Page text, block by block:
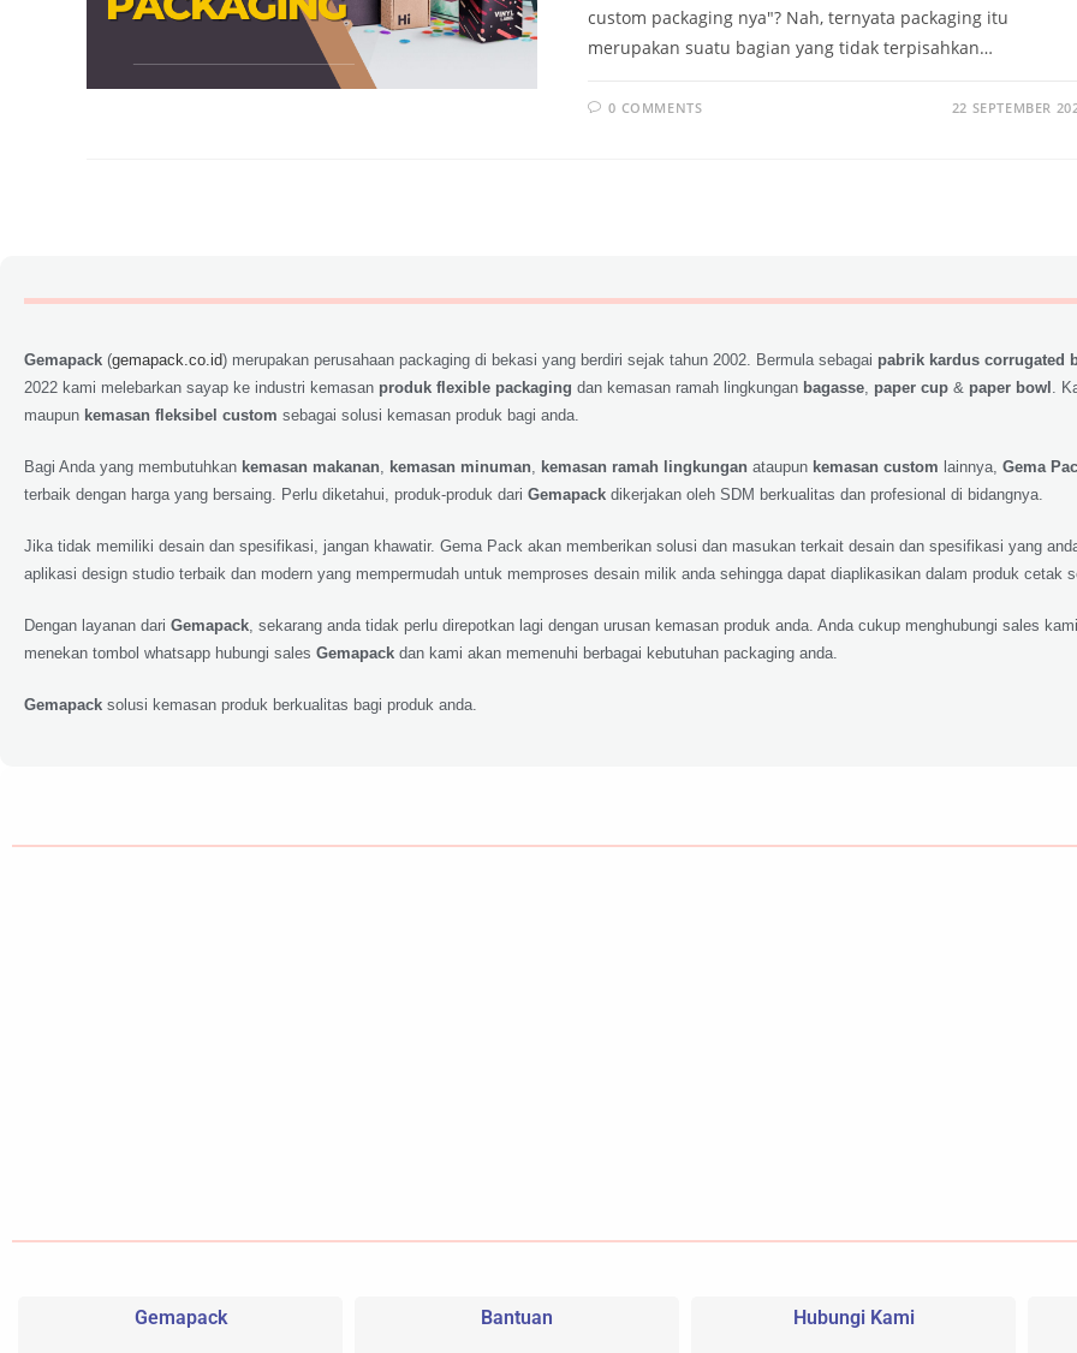
custom packaging nya"? Nah, ternyata packaging itu
merupakan suatu bagian yang tidak terpisahkan…
0 COMMENTS 22 SEPTEMBER
Gemapack (gemapack.co.id) merupakan perusahaan packaging di bekasi yang berdiri sejak tahun 2002. Bermula sebagai pabrik kardus corrugated
2022 kami melebarkan sayap ke industri kemasan produk flexible packaging dan kemasan ramah lingkungan bagasse paper cup & paper bowl .
maupun kemasan fleksibel custom sebagai solusi kemasan produk bagi anda.
Bagi Anda yang membutuhkan kemasan makanan kemasan minuman kemasan ramah lingkungan ataupun kemasan custom lainnya, Gema
terbaik dengan harga yang bersaing. Perlu diketahui, produk-produk dari Gemapack dikerjakan oleh SDM berkualitas dan profesional di bidangnya.
Jika tidak memiliki desain dan spesifikasi, jangan khawatir. Gema Pack akan memberikan solusi dan masukan terkait desain dan spesifikasi yang
aplikasi design studio terbaik dan modern yang mempermudah untuk memproses desain milik anda sehingga dapat diaplikasikan dalam produk cetak
Dengan layanan dari Gemapack , sekarang anda tidak perlu direpotkan lagi dengan urusan kemasan produk anda. Anda cukup menghubungi sales
menekan tombol whatsapp hubungi sales Gemapack dan kami akan memenuhi berbagai kebutuhan packaging anda.
Gemapack solusi kemasan produk berkualitas bagi produk anda.
Gemapack Bantuan Hubungi Kami